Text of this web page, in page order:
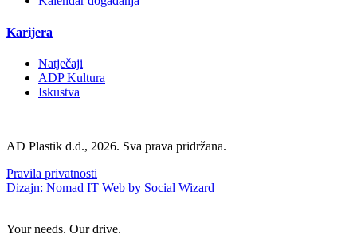
Karijera
Natječaji
ADP Kultura
Iskustva
AD Plastik d.d., 2026. Sva prava pridržana.
Pravila privatnosti
Dizajn: Nomad IT Web by Social Wizard
Your needs. Our drive.